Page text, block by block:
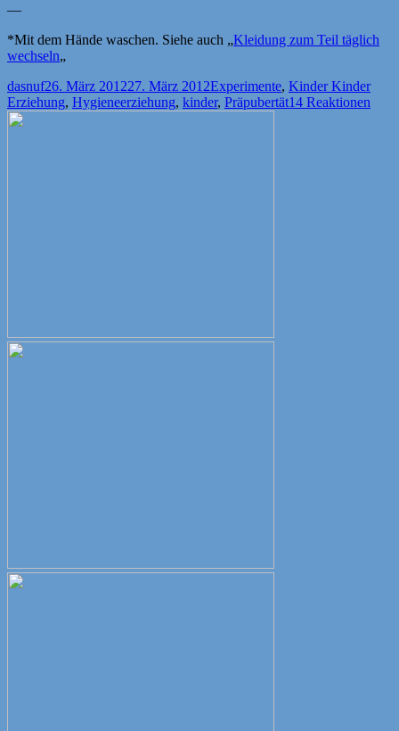
—
*Mit dem Hände waschen. Siehe auch „Kleidung zum Teil täglich
wechseln„
Autor
dasnufVeröffentlicht
am
26. März 201227. März 2012Kategorien
Experimente, Kinder Kinder
Erziehung, Hygieneerziehung, kinder, Präpubertät14 Reaktionen